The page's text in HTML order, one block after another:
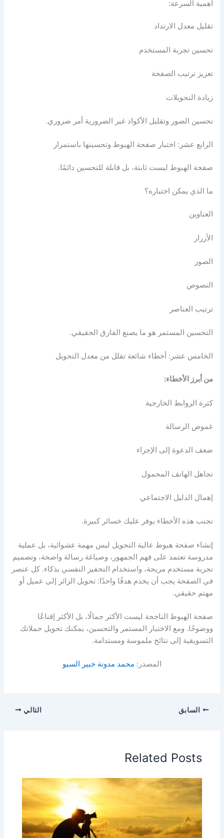
أهمية السرعة:
تقليل معدل الارتداد
تحسين تجربة المستخدم
تعزيز ترتيب الصفحة
زيادة التحويلات
تحسين الصور وتقليل الأكواد غير الضرورية أمر ضروري.
الرابع عشر: اختبار صفحة الهبوط وتحسينها باستمرار
صفحة الهبوط ليست ثابتة، بل قابلة للتحسين دائمًا.
ما الذي يمكن اختباره؟
العناوين
الأزرار
الصور
النصوص
ترتيب العناصر
التحسين المستمر هو ما يصنع الفارق الحقيقي.
الخامس عشر: أخطاء شائعة تقلل من معدل التحويل
من أبرز الأخطاء:
كثرة الروابط الخارجية
غموض الرسالة
ضعف الدعوة إلى الإجراء
تجاهل الهاتف المحمول
إهمال الدليل الاجتماعي
تجنب هذه الأخطاء يوفر عليك خسائر كبيرة.
إنشاء صفحة هبوط عالية التحويل ليس مهمة عشوائية، بل عملية
مدروسة تعتمد على فهم الجمهور، وصياغة رسالة واضحة، وتصميم
تجربة مستخدم مريحة، واستخدام التحفيز النفسي بذكاء. كل عنصر
في الصفحة يجب أن يخدم هدفًا واحدًا: تحويل الزائر إلى عميل أو
مهتم حقيقي.
صفحة الهبوط الناجحة ليست الأكثر جمالًا، بل الأكثر إقناعًا
ووضوحًا. ومع الاختبار المستمر والتحسين، يمكنك تحويل حملاتك
التسويقية إلى نتائج ملموسة ومستدامة.
المصدر: محمد مدونة خبير السيو
السابق التالي
Related Posts